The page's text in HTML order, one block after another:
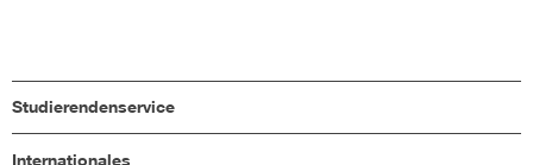
Studierendenservice
Internationales